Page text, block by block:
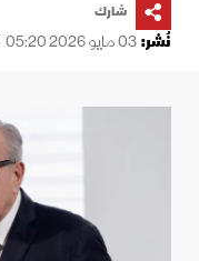
شارك
نُشر:03 مايو 2026 05:20